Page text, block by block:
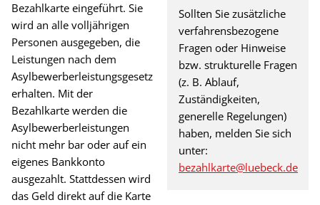
Bezahlkarte eingeführt. Sie
wird an alle volljährigen
Personen ausgegeben, die
Leistungen nach dem
Asylbewerberleistungsgesetz
erhalten. Mit der
Bezahlkarte werden die
Asylbewerberleistungen
nicht mehr bar oder auf ein
eigenes Bankkonto
ausgezahlt. Stattdessen wird
das Geld direkt auf die Karte
Sollten Sie zusätzliche
verfahrensbezogene
Fragen oder Hinweise
bzw. strukturelle Fragen
(z. B. Ablauf,
Zuständigkeiten,
generelle Regelungen)
haben, melden Sie sich
unter:
bezahlkarte@luebeck.de